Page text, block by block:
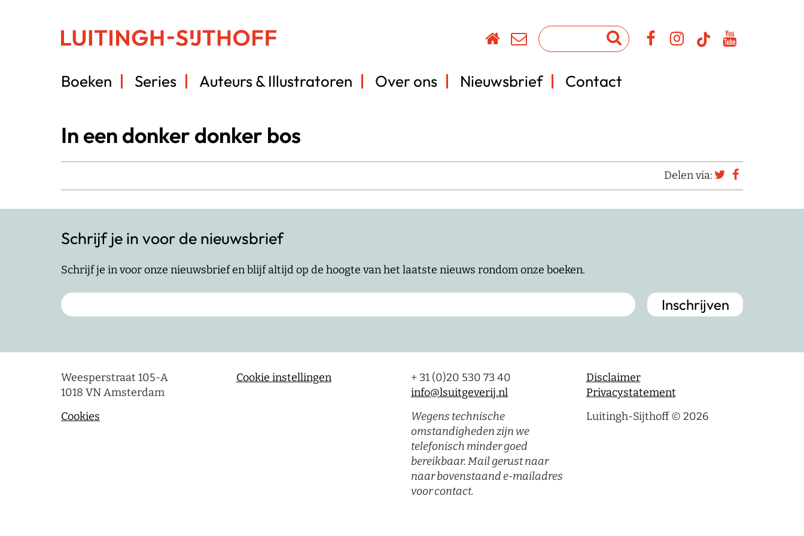
Boeken Series Auteurs & Illustratoren Over ons Nieuwsbrief Contact
In een donker donker bos
Delen via:
Schrijf je in voor de nieuwsbrief
Schrijf je in voor onze nieuwsbrief en blijf altijd op de hoogte van het laatste nieuws rondom onze boeken.
Weesperstraat 105-A
1018 VN Amsterdam
Cookies
Cookie instellingen
+ 31 (0)20 530 73 40
info@lsuitgeverij.nl
Wegens technische
omstandigheden zijn we
telefonisch minder goed
bereikbaar. Mail gerust naar
naar bovenstaand e-mailadres
voor contact.
Disclaimer
Privacystatement
Luitingh-Sijthoff © 2026